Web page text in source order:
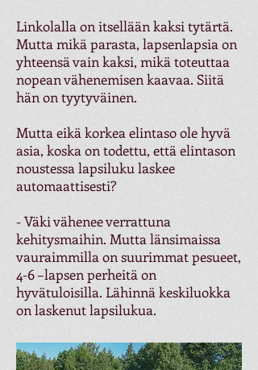
Linkolalla on itsellään kaksi tytärtä.
Mutta mikä parasta, lapsenlapsia on
yhteensä vain kaksi, mikä toteuttaa
nopean vähenemisen kaavaa. Siitä
hän on tyytyväinen.
Mutta eikä korkea elintaso ole hyvä
asia, koska on todettu, että elintason
noustessa lapsiluku laskee
automaattisesti?
- Väki vähenee verrattuna
kehitysmaihin. Mutta länsimaissa
vauraimmilla on suurimmat pesueet,
4-6 –lapsen perheitä on
hyvätuloisilla. Lähinnä keskiluokka
on laskenut lapsilukua.